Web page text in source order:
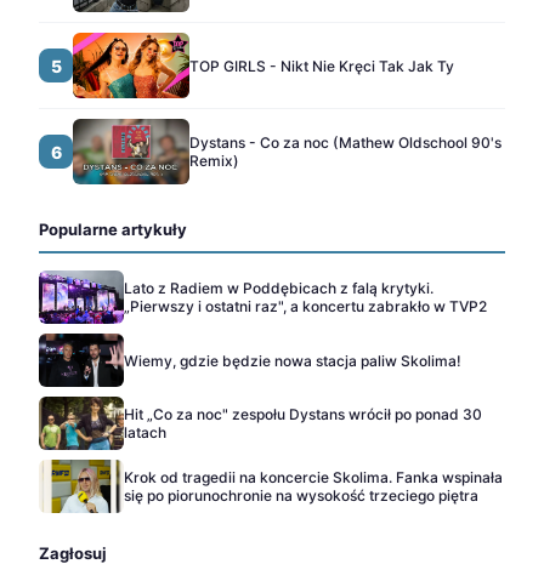
5 TOP GIRLS - Nikt Nie Kręci Tak Jak Ty
6
Dystans - Co za noc (Mathew Oldschool 90's
Remix)
Popularne artykuły
Lato z Radiem w Poddębicach z falą krytyki.
„Pierwszy i ostatni raz", a koncertu zabrakło w TVP2
Wiemy, gdzie będzie nowa stacja paliw Skolima!
Hit „Co za noc" zespołu Dystans wrócił po ponad 30
latach
Krok od tragedii na koncercie Skolima. Fanka wspinała
się po piorunochronie na wysokość trzeciego piętra
Zagłosuj